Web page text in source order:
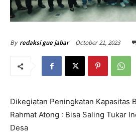
By redaksi gue jabar October 21, 2023
Dikegiatan Peningkatan Kapasitas
Rahmat Atong : Bisa Saling Tukar
Desa